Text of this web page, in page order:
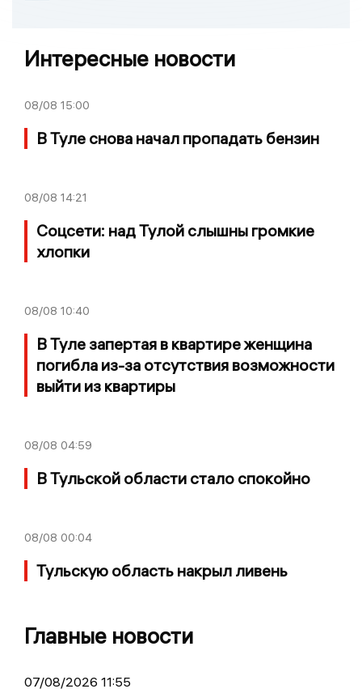
Интересные новости
08/08 15:00
В Туле снова начал пропадать бензин
08/08 14:21
Соцсети: над Тулой слышны громкие
хлопки
08/08 10:40
В Туле запертая в квартире женщина
погибла из-за отсутствия возможности
выйти из квартиры
08/08 04:59
В Тульской области стало спокойно
08/08 00:04
Тульскую область накрыл ливень
Главные новости
07/08/2026 11:55